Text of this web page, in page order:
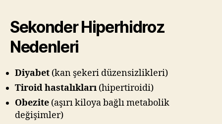
Sekonder Hiperhidroz
Nedenleri
Diyabet (kan şekeri düzensizlikleri)
Tiroid hastalıkları (hipertiroidi)
Obezite (aşırı kiloya bağlı metabolik
değişimler)